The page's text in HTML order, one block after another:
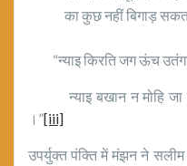
का कुछ नहीं बिगाड़
“न्याइ किरति जग ऊंच
न्याइ बखान न मोहि जा
।”[iii]
उपर्युक्त पंक्ति में मंझन ने